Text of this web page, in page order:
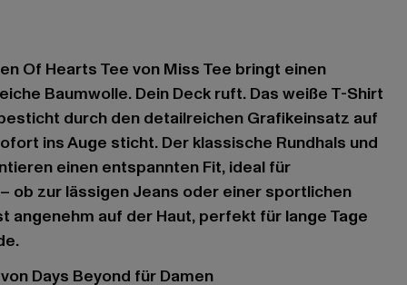
Of Hearts Tee von Miss Tee bringt einen
Baumwolle. Dein Deck ruft. Das weiße T-Shirt
durch den detailreichen Grafikeinsatz auf
ins Auge sticht. Der klassische Rundhals und
einen entspannten Fit, ideal für
ob zur lässigen Jeans oder einer sportlichen
angenehm auf der Haut, perfekt für lange Tage
von Days Beyond für Damen